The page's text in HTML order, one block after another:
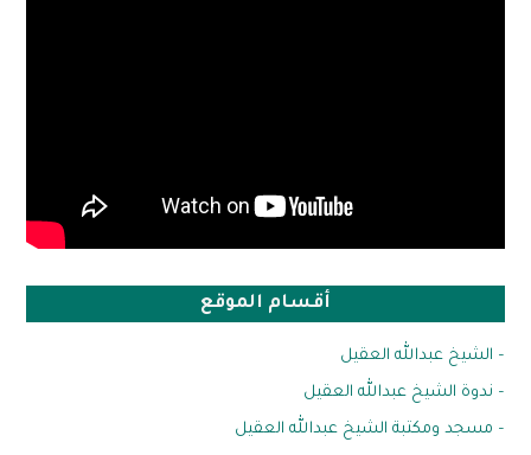
أقسام الموقع
– الشيخ عبدالله العقيل
– ندوة الشيخ عبدالله العقيل
– مسجد ومكتبة الشيخ عبدالله العقيل